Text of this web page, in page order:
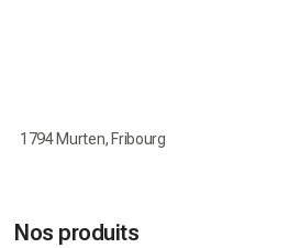
1794 Murten, Fribourg
Nos produits